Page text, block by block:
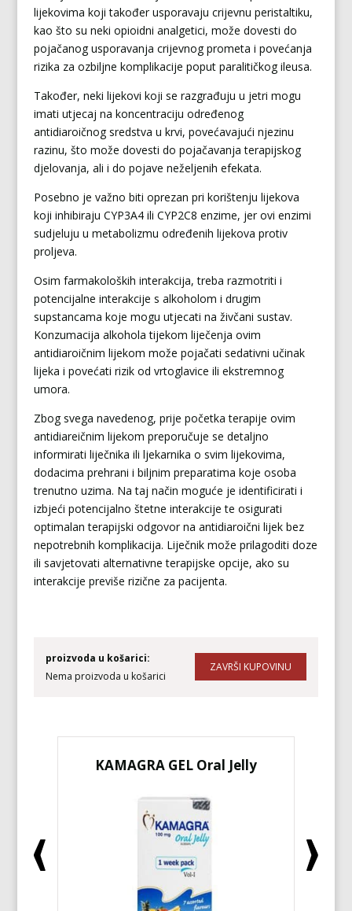
lijekovima koji također usporavaju crijevnu peristaltiku,
kao što su neki opioidni analgetici, može dovesti do
pojačanog usporavanja crijevnog prometa i povećanja
rizika za ozbiljne komplikacije poput paralitičkog ileusa.
Također, neki lijekovi koji se razgrađuju u jetri mogu
imati utjecaj na koncentraciju određenog
antidiaroičnog sredstva u krvi, povećavajući njezinu
razinu, što može dovesti do pojačavanja terapijskog
djelovanja, ali i do pojave neželjenih efekata.
Posebno je važno biti oprezan pri korištenju lijekova
koji inhibiraju CYP3A4 ili CYP2C8 enzime, jer ovi enzimi
sudjeluju u metabolizmu određenih lijekova protiv
proljeva.
Osim farmakoloških interakcija, treba razmotriti i
potencijalne interakcije s alkoholom i drugim
supstancama koje mogu utjecati na živčani sustav.
Konzumacija alkohola tijekom liječenja ovim
antidiaroičnim lijekom može pojačati sedativni učinak
lijeka i povećati rizik od vrtoglavice ili ekstremnog
umora.
Zbog svega navedenog, prije početka terapije ovim
antidiareičnim lijekom preporučuje se detaljno
informirati liječnika ili ljekarnika o svim lijekovima,
dodacima prehrani i biljnim preparatima koje osoba
trenutno uzima. Na taj način moguće je identificirati i
izbjeći potencijalno štetne interakcije te osigurati
optimalan terapijski odgovor na antidiaroični lijek bez
nepotrebnih komplikacija. Liječnik može prilagoditi doze
ili savjetovati alternativne terapijske opcije, ako su
interakcije previše rizične za pacijenta.
proizvoda u košarici:
Nema proizvoda u košarici
KAMAGRA GEL Oral Jelly